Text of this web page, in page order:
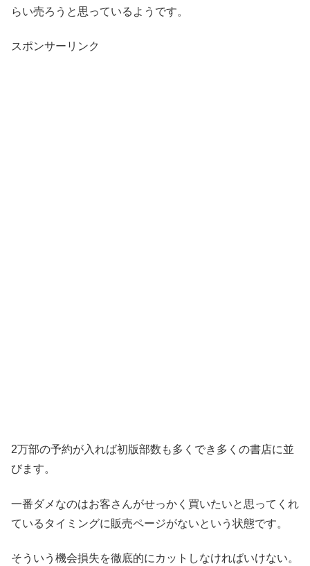
らい売ろうと思っているようです。
スポンサーリンク
2万部の予約が入れば初版部数も多くでき多くの書店に並
びます。
一番ダメなのはお客さんがせっかく買いたいと思ってくれ
ているタイミングに販売ページがないという状態です。
そういう機会損失を徹底的にカットしなければいけない。